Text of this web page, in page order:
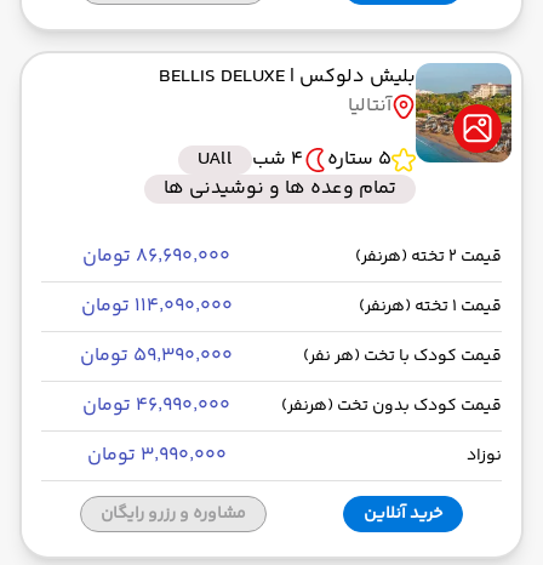
بلیش دلوکس | BELLIS DELUXE
آنتالیا
5 ستاره
4 شب
UAll
تمام وعده ها و نوشیدنی ها
قیمت 2 تخته (هرنفر) ۸۶٬۶۹۰٬۰۰۰ تومان
قیمت 1 تخته (هرنفر) ۱۱۴٬۰۹۰٬۰۰۰ تومان
قیمت کودک با تخت (هر نفر) ۵۹٬۳۹۰٬۰۰۰ تومان
قیمت کودک بدون تخت (هرنفر) ۴۶٬۹۹۰٬۰۰۰ تومان
نوزاد ۳٬۹۹۰٬۰۰۰ تومان
خرید آنلاین مشاوره و رزرو رایگان